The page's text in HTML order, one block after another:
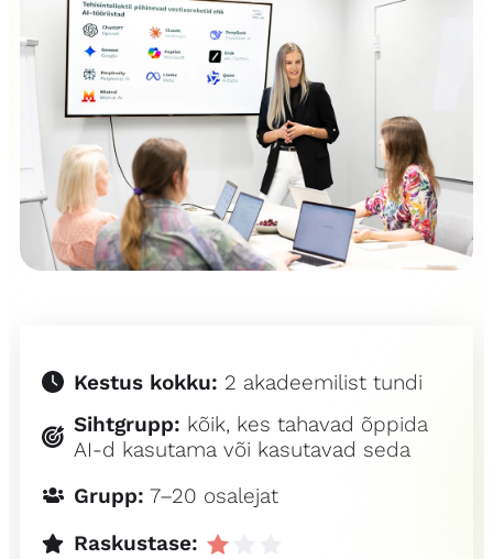
Kestus kokku: 2 akadeemilist tundi
Sihtgrupp: kõik, kes tahavad õppida
AI-d kasutama või kasutavad seda
Grupp: 7–20 osalejat
Raskustase: